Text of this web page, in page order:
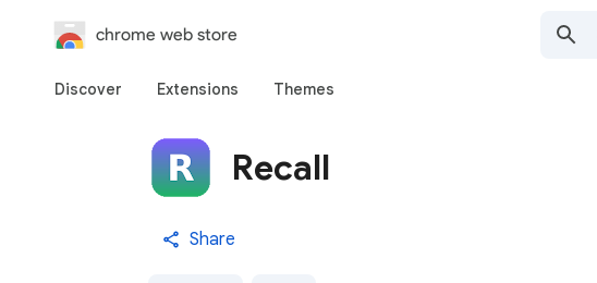
chrome web store
Discover Extensions Themes
Recall
Share